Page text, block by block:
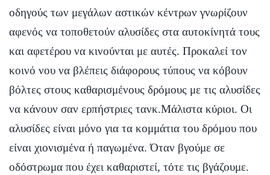
οδηγούς των μεγάλων αστικών κέντρων γνωρίζουν
αφενός να τοποθετούν αλυσίδες στα αυτοκίνητά τους
και αφετέρου να κινούνται με αυτές. Προκαλεί τον
κοινό νου να βλέπεις διάφορους τύπους να κόβουν
βόλτες στους καθαρισμένους δρόμους με τις αλυσίδες
να κάνουν σαν ερπήστριες τανκ.Μάλιστα κύριοι. Οι
αλυσίδες είναι μόνο για τα κομμάτια του δρόμου που
είναι χιονισμένα ή παγωμένα. Όταν βγούμε σε
οδόστρωμα που έχει καθαριστεί, τότε τις βγάζουμε.